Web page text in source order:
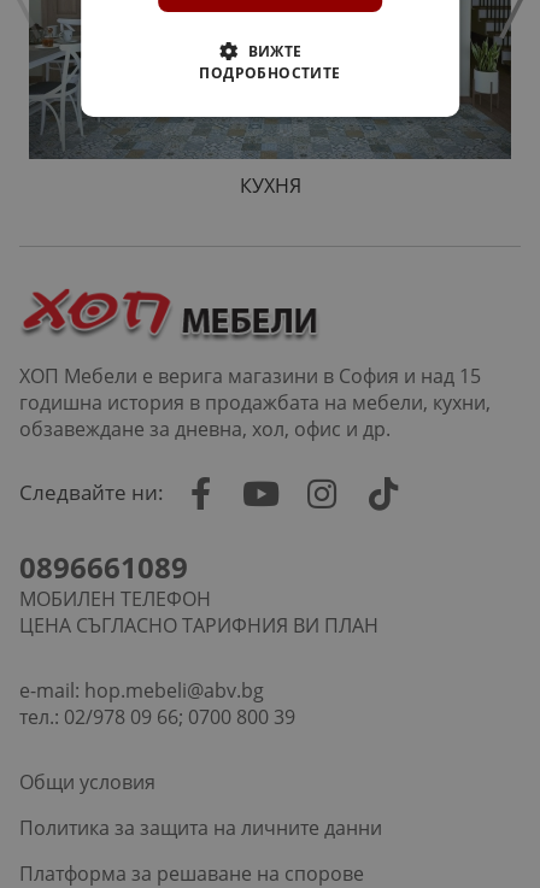
КУХНЯ
ХОП Мебели е верига магазини в София и над 15
годишна история в продажбата на мебели, кухни,
обзавеждане за дневна, хол, офис и др.
Следвайте ни:
0896661089
МОБИЛЕН ТЕЛЕФОН
ЦЕНА СЪГЛАСНО ТАРИФНИЯ ВИ ПЛАН
e-mail: hop.mebeli@abv.bg
тел.: 02/978 09 66; 0700 800 39
Общи условия
Политика за защита на личните данни
Платформа за решаване на спорове
ВИЖТЕ
ПОДРОБНОСТИТЕ